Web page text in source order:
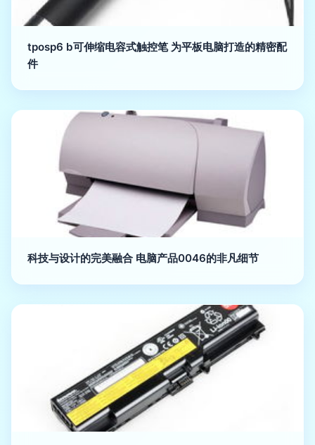
tposp6 b可伸缩电容式触控笔 为平板电脑打造的精密配
件
科技与设计的完美融合 电脑产品0046的非凡细节